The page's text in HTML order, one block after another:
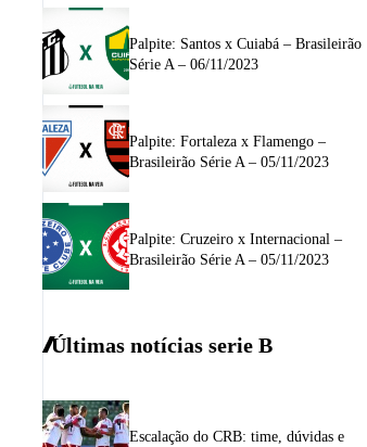
Palpite: Santos x Cuiabá – Brasileirão
Série A – 06/11/2023
Palpite: Fortaleza x Flamengo –
Brasileirão Série A – 05/11/2023
Palpite: Cruzeiro x Internacional –
Brasileirão Série A – 05/11/2023
Últimas notícias serie B
Escalação do CRB: time, dúvidas e